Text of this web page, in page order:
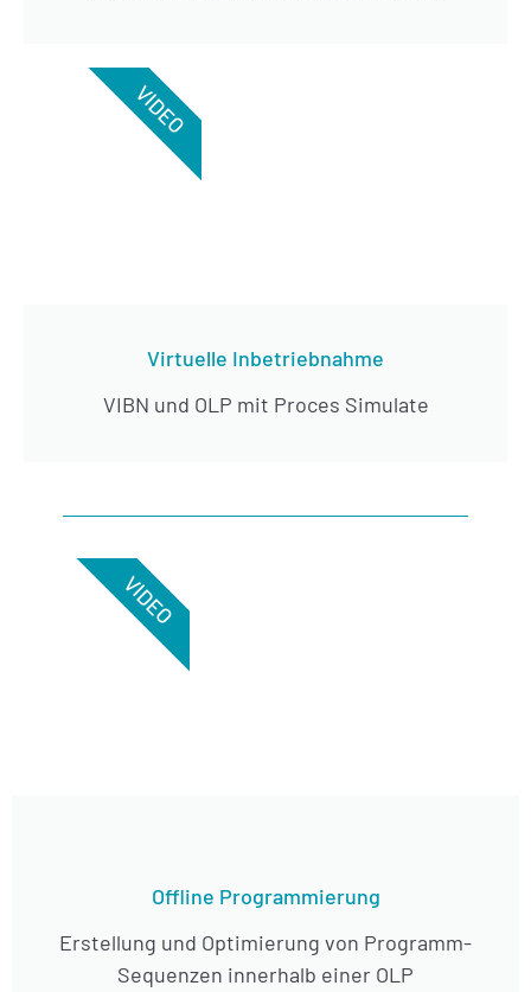
Virtuelle Inbetriebnahme
VIBN und OLP mit Proces Simulate
VIDEO
Offline Programmierung
Erstellung und Optimierung von Programm-
Sequenzen innerhalb einer OLP
VIDEO